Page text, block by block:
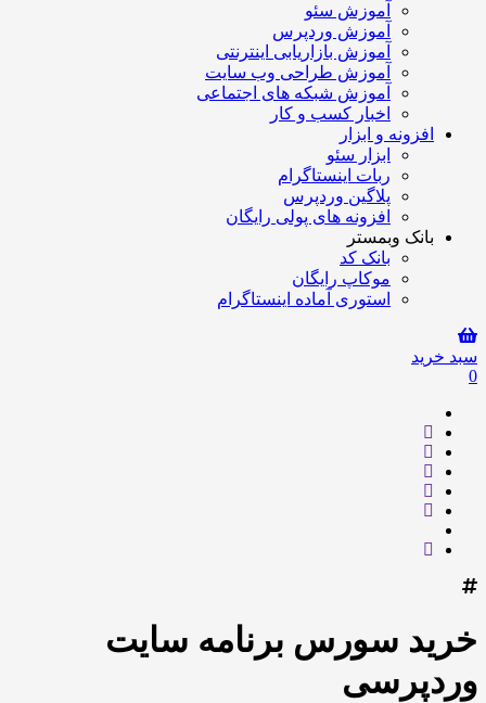
آموزش سئو
آموزش وردپرس
آموزش بازاریابی اینترنتی
آموزش طراحی وب سایت
آموزش شبکه های اجتماعی
اخبار کسب و کار
افزونه و ابزار
ابزار سئو
ربات اینستاگرام
پلاگین وردپرس
افزونه های پولی رایگان
بانک وبمستر
بانک کد
موکاپ رایگان
استوری آماده اینستاگرام
سبد خرید
0
خرید سورس برنامه سایت
وردپرسی